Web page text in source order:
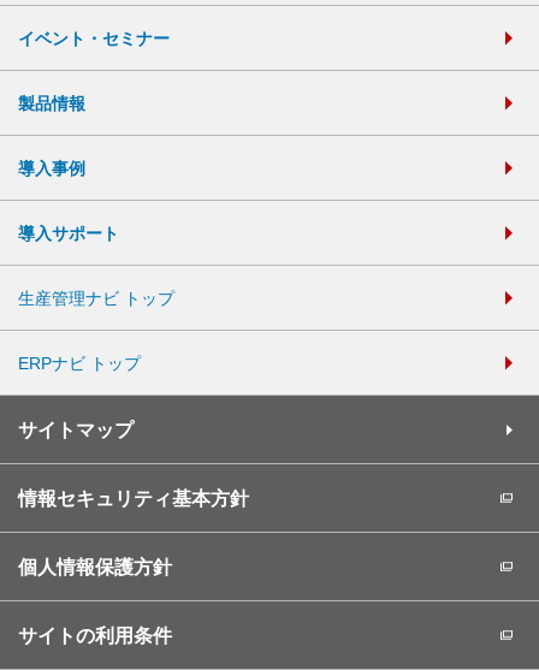
イベント・セミナー
製品情報
導入事例
導入サポート
生産管理ナビ トップ
ERPナビ トップ
サイトマップ
情報セキュリティ基本方針
個人情報保護方針
サイトの利用条件